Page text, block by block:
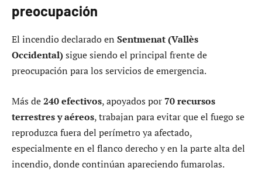
preocupación
El incendio declarado en Sentmenat (Vallès
Occidental)sigue siendo el principal frente de
preocupación para los servicios de emergencia.
Más de240 efectivos, apoyados por70 recursos
terrestres y aéreos, trabajan para evitar que el fuego se
reproduzca fuera del perímetro ya afectado,
especialmente en el flanco derecho y en la parte alta del
incendio, donde continúan apareciendo fumarolas.